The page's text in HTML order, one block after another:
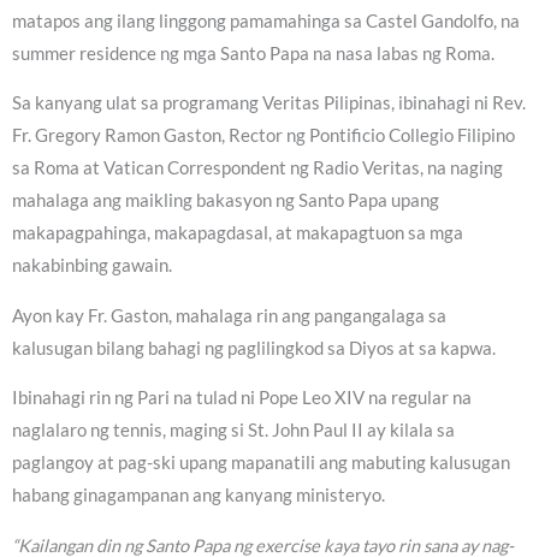
matapos ang ilang linggong pamamahinga sa Castel Gandolfo, na
summer residence ng mga Santo Papa na nasa labas ng Roma.
Sa kanyang ulat sa programang Veritas Pilipinas, ibinahagi ni Rev.
Fr. Gregory Ramon Gaston, Rector ng Pontificio Collegio Filipino
sa Roma at Vatican Correspondent ng Radio Veritas, na naging
mahalaga ang maikling bakasyon ng Santo Papa upang
makapagpahinga, makapagdasal, at makapagtuon sa mga
nakabinbing gawain.
Ayon kay Fr. Gaston, mahalaga rin ang pangangalaga sa
kalusugan bilang bahagi ng paglilingkod sa Diyos at sa kapwa.
Ibinahagi rin ng Pari na tulad ni Pope Leo XIV na regular na
naglalaro ng tennis, maging si St. John Paul II ay kilala sa
paglangoy at pag-ski upang mapanatili ang mabuting kalusugan
habang ginagampanan ang kanyang ministeryo.
“Kailangan din ng Santo Papa ng exercise kaya tayo rin sana ay nag-